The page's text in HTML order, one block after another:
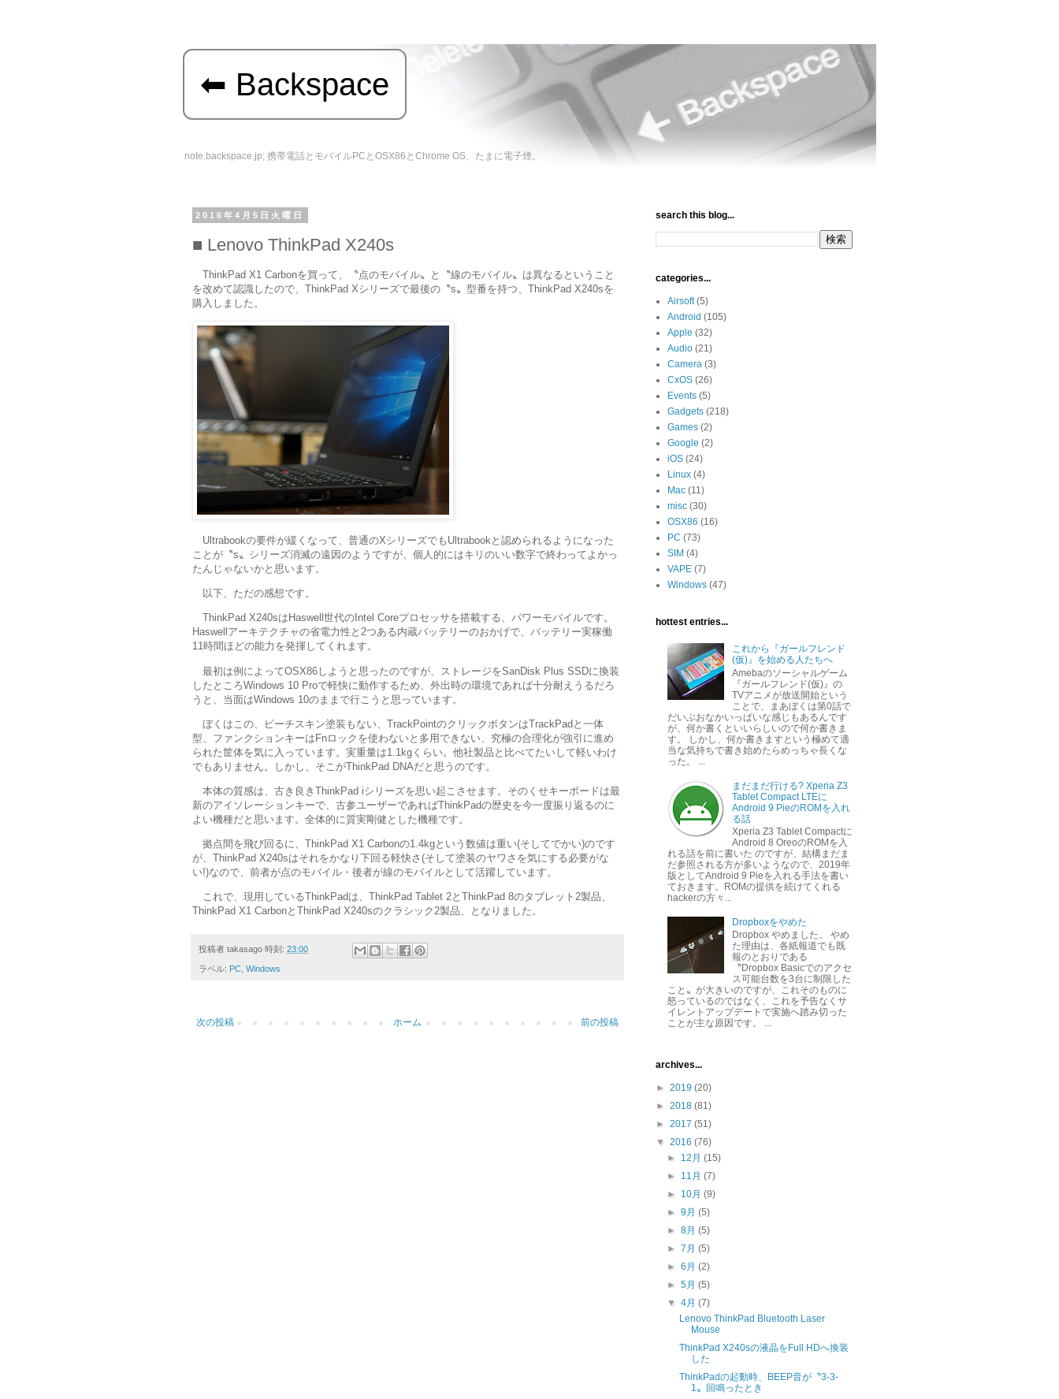
Backspace
note.backspace.jp; 携帯電話とモバイルPCとOSX86とChrome OS、たまに電子煙。
2016年4月5日火曜日
Lenovo ThinkPad X240s
ThinkPad X1 Carbonを買って、〝点のモバイル〟と〝線のモバイル〟は異なるということ
を改めて認識したので、ThinkPad Xシリーズで最後の〝s〟型番を持つ、ThinkPad X240sを
購入しました。
Ultrabookの要件が緩くなって、普通のXシリーズでもUltrabookと認められるようになった
ことが〝s〟シリーズ消滅の遠因のようですが、個人的にはキリのいい数字で終わってよかっ
たんじゃないかと思います。
以下、ただの感想です。
ThinkPad X240sはHaswell世代のIntel Coreプロセッサを搭載する、パワーモバイルです。
Haswellアーキテクチャの省電力性と2つある内蔵バッテリーのおかげで、バッテリー実稼働
11時間ほどの能力を発揮してくれます。
最初は例によってOSX86しようと思ったのですが、ストレージをSanDisk Plus SSDに換装
したところWindows 10 Proで軽快に動作するため、外出時の環境であれば十分耐えうるだろ
うと、当面はWindows 10のままで行こうと思っています。
ぼくはこの、ピーチスキン塗装もない、TrackPointのクリックボタンはTrackPadと一体
型、ファンクションキーはFnロックを使わないと多用できない、究極の合理化が強引に進め
られた筐体を気に入っています。実重量は1.1kgくらい。他社製品と比べてたいして軽いわけ
でもありません。しかし、そこがThinkPad DNAだと思うのです。
本体の質感は、古き良きThinkPad iシリーズを思い起こさせます。そのくせキーボードは最
新のアイソレーションキーで、古参ユーザーであればThinkPadの歴史を今一度振り返るのに
よい機種だと思います。全体的に質実剛健とした機種です。
拠点間を飛び回るに、ThinkPad X1 Carbonの1.4kgという数値は重い(そしてでかい)のです
が、ThinkPad X240sはそれをかなり下回る軽快さ(そして塗装のヤワさを気にする必要がな
い!)なので、前者が点のモバイル・後者が線のモバイルとして活躍しています。
これで、現用しているThinkPadは、ThinkPad Tablet 2とThinkPad 8のタブレット2製品、
ThinkPad X1 CarbonとThinkPad X240sのクラシック2製品、となりました。
投稿者 takasago 時刻: 23:00
ラベル: PC Windows
次の投稿 前の投稿
ホーム
search this blog...
categories...
Airsoft (5)
Android (105)
Apple (32)
Audio (21)
Camera (3)
CxOS (26)
Events (5)
Gadgets (218)
Games (2)
Google (2)
iOS (24)
Linux (4)
Mac (11)
misc (30)
OSX86 (16)
PC (73)
SIM (4)
VAPE (7)
Windows (47)
hottest entries...
これから『ガールフレンド
(仮)』を始める人たちへ
Amebaのソーシャルゲーム
『ガールフレンド(仮)』の
TVアニメが放送開始という
ことで、まあぼくは第0話で
だいぶおなかいっぱいな感じもあるんです
が、何か書くといいらしいので何か書きま
す。 しかし、何か書きますという極めて適
当な気持ちで書き始めたらめっちゃ長くな
った。 ...
まだまだ行ける? Xperia Z3
Tablet Compact LTEに
Android 9 PieのROMを入れ
る話
Xperia Z3 Tablet Compactに
Android 8 OreoのROMを入
れる話を前に書いた のですが、結構まだま
だ参照される方が多いようなので、2019年
版としてAndroid 9 Pieを入れる手法を書い
ておきます。ROMの提供を続けてくれる
hackerの方々...
Dropboxをやめた
Dropbox やめました。 やめ
た理由は、各紙報道でも既
報のとおりである
〝Dropbox Basicでのアクセ
ス可能台数を3台に制限した
こと〟が大きいのですが、これそのものに
怒っているのではなく、これを予告なくサ
イレントアップデートで実施へ踏み切った
ことが主な原因です。 ...
archives...
► 2019 (20)
► 2018 (81)
► 2017 (51)
▼ 2016 (76)
► 12月(15)
► 11月(7)
► 10月(9)
►9月(5)
►8月(5)
►7月(5)
►6月(2)
►5月(5)
▼4月(7)
Lenovo ThinkPad Bluetooth Laser
Mouse
ThinkPad X240sの液晶をFull HDへ換装
した
ThinkPadの起動時、BEEP音が〝3-3-
1〟回鳴ったとき